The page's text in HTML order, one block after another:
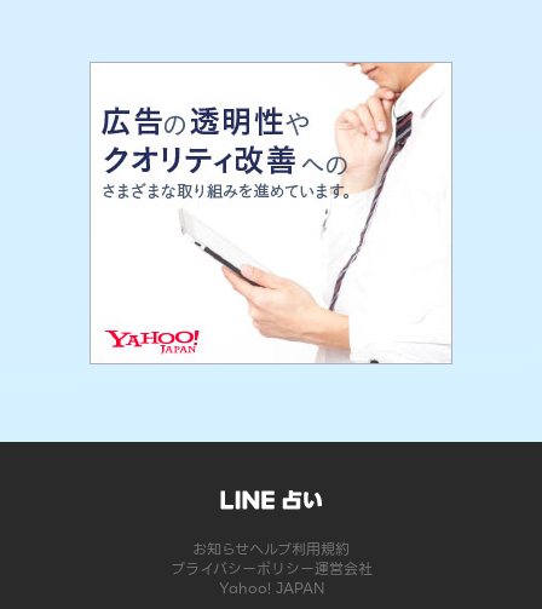
お知らせヘルプ利用規約
プライバシーポリシー運営会社
Yahoo! JAPAN